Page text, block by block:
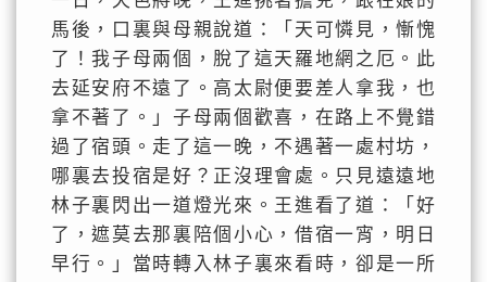
馬後，口裏與母親說道：「天可憐見，慚愧
了！我子母兩個，脫了這天羅地網之厄。此
去延安府不遠了。高太尉便要差人拿我，也
拿不著了。」子母兩個歡喜，在路上不覺錯
過了宿頭。走了這一晚，不遇著一處村坊，
哪裏去投宿是好？正沒理會處。只見遠遠地
林子裏閃出一道燈光來。王進看了道：「好
了，遮莫去那裏陪個小心，借宿一宵，明日
早行。」當時轉入林子裏來看時，卻是一所